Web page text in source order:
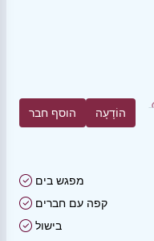
הוסף חבר הוֹדָעָה
מפגש בים
קפה עם חברים
בישול